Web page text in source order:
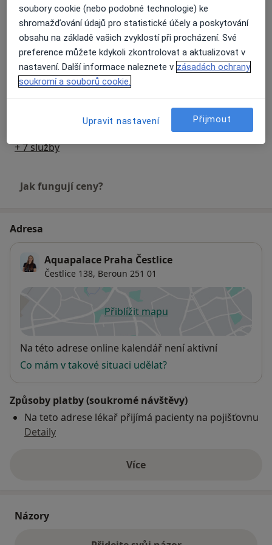
Funkční trénink
Detaily
Fyzioterapeutické konzultace
Detaily
+ 7 služby
Jak fungují ceny?
Adresa
Aquapalace Praha Čestlice
Čestlice 138, Beroun 251 01
Přiblížit mapuse otevře v nové záložce
Dostupnost
Na této adrese online kalendář není aktivní
Co mám v takové situaci udělat?
Způsoby platby (soukromé návštěvy)
Na teto adrese lékař přijímá pacienty na pojišťovnu
Detaily
Víceo adrese
Názory
soubory cookie (nebo podobné technologie) ke
shromažďování údajů pro statistické účely a poskytování
obsahu na základě vašich zvyklostí při procházení. Své
preference můžete kdykoli zkontrolovat a aktualizovat v
nastavení. Další informace naleznete v zásadách ochrany
soukromí a souborů cookie.
Upravit nastavení Přijmout